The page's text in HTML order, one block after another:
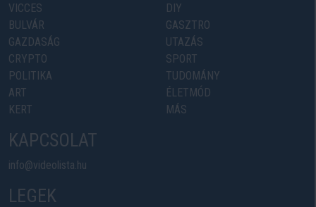
VICCES
BULVÁR
GAZDASÁG
CRYPTO
POLITIKA
ART
KERT
DIY
GASZTRO
UTAZÁS
SPORT
TUDOMÁNY
ÉLETMÓD
MÁS
KAPCSOLAT
info@videolista.hu
LEGEK